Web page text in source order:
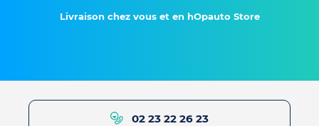
Livraison chez vous et en hOpauto Store
02 23 22 26 23